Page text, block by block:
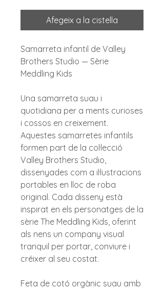
Afegeix a la cistella
Samarreta infantil de Valley
Brothers Studio — Sèrie
Meddling Kids
Una samarreta suau i
quotidiana per a ments curioses
i cossos en creixement.
Aquestes samarretes infantils
formen part de la col·lecció
Valley Brothers Studio,
dissenyades com a il·lustracions
portables en lloc de roba
original. Cada disseny està
inspirat en els personatges de la
sèrie The Meddling Kids, oferint
als nens un company visual
tranquil per portar, conviure i
créixer al seu costat.
Feta de cotó orgànic suau amb